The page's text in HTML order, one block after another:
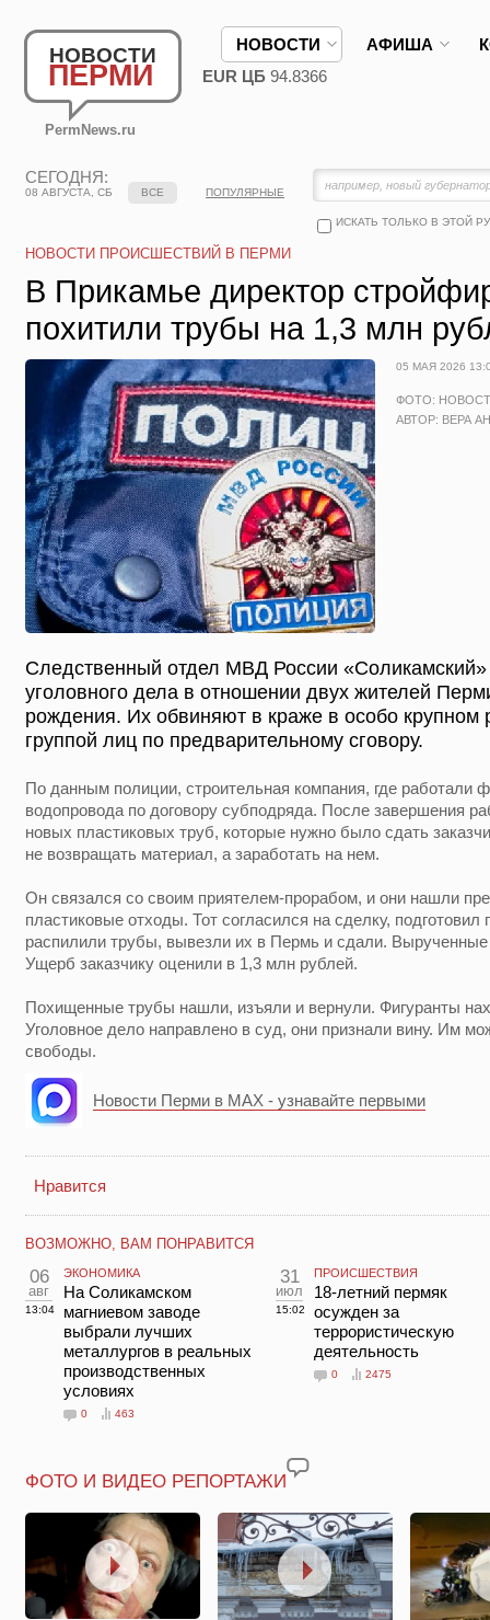
НОВОСТИ
ПЕРМИ
PermNews.ru
НОВОСТИ АФИША
EUR ЦБ 94.8366
СЕГОДНЯ:
08 АВГУСТА, СБ
ИСКАТЬ ТОЛЬКО В ЭТОЙ
ВСЕ ПОПУЛЯРНЫЕ
НОВОСТИ ПРОИСШЕСТВИЙ В ПЕРМИ
В Прикамье директор
похитили трубы на 1,3 млн
05 МАЯ 2026
ФОТО:
АВТОР: ВЕРА
Следственный отдел МВД России
уголовного дела в отношении двух жителей
рождения. Их обвиняют в краже в особо крупном
группой лиц по предварительному сговору.
По данным полиции, строительная компания, где работали
водопровода по договору субподряда. После завершения
новых пластиковых труб, которые нужно было сдать
не возвращать материал, а заработать на нем.
Он связался со своим приятелем-прорабом, и они нашли
пластиковые отходы. Тот согласился на сделку,
распилили трубы, вывезли их в Пермь и сдали.
Ущерб заказчику оценили в 1,3 млн рублей.
Похищенные трубы нашли, изъяли и вернули. Фигуранты
Уголовное дело направлено в суд, они признали вину. Им
свободы.
Новости Перми в MAX - узнавайте первыми
Нравится
ВОЗМОЖНО, ВАМ ПОНРАВИТСЯ
06
авг
13:04
ЭКОНОМИКА
На Соликамском
магниевом заводе
выбрали лучших
металлургов в реальных
производственных
условиях
0 463
31
июл
15:02
ПРОИСШЕСТВИЯ
18-летний пермяк
осужден за
террористическую
деятельность
0 2475
ФОТО И ВИДЕО РЕПОРТАЖИ